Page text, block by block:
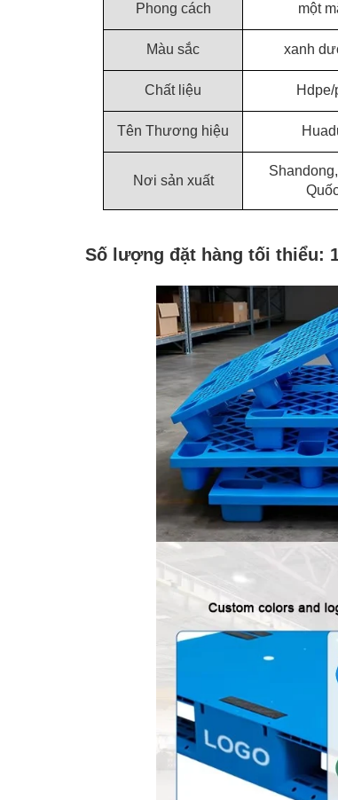
Phong cách một
Màu sắc xanh
Chất liệu Hdpe/
Tên Thương hiệu
Nơi sản xuất
Số lượng đặt hàng tối thiểu: